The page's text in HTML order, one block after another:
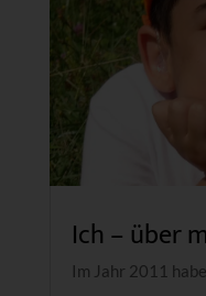
Ich – über
Im Jahr 2011